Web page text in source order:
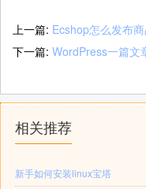
上一篇: Ecshop怎么发布
下一篇: WordPress一篇文
相关推荐
新手如何安装linux宝塔